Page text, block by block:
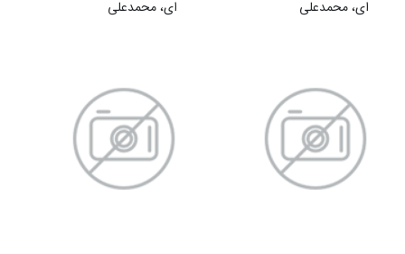
ای، محمدعلی ای، محمدعلی